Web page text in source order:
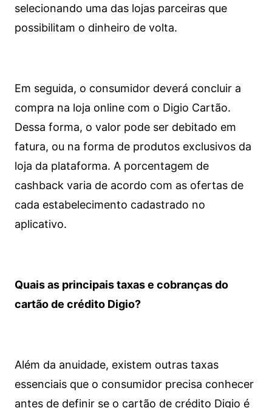
selecionando uma das lojas parceiras que
possibilitam o dinheiro de volta.
Em seguida, o consumidor deverá concluir a
compra na loja online com o Digio Cartão.
Dessa forma, o valor pode ser debitado em
fatura, ou na forma de produtos exclusivos da
loja da plataforma. A porcentagem de
cashback varia de acordo com as ofertas de
cada estabelecimento cadastrado no
aplicativo.
Quais as principais taxas e cobranças do
cartão de crédito Digio?
Além da anuidade, existem outras taxas
essenciais que o consumidor precisa conhecer
antes de definir se o cartão de crédito Digio é